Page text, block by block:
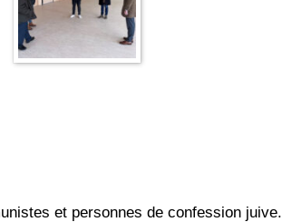
et personnes de confession juive.